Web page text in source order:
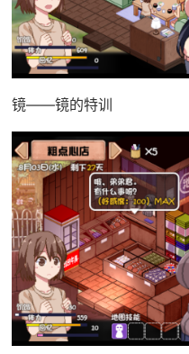
镜——镜的特训